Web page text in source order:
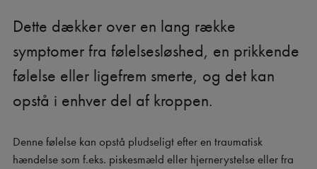
Dette dækker over en lang række
symptomer fra følelsesløshed, en prikkende
følelse eller ligefrem smerte, og det kan
opstå i enhver del af kroppen.
Denne følelse kan opstå pludseligt efter en traumatisk
hændelse som f.eks. piskesmæld eller hjernerystelse eller fra